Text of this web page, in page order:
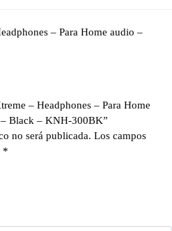
– Para Home audio –
– Headphones – Para Home
Black – KNH-300BK”
no será publicada. Los campos
*